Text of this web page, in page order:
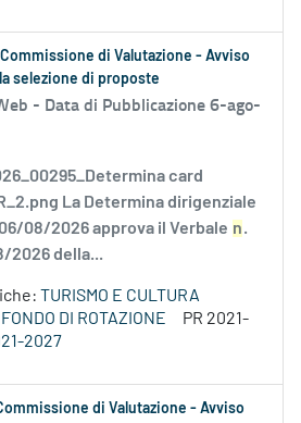
Commissione di Valutazione - Avviso
selezione di proposte
- Data di Pubblicazione 6-ago-
card
La Determina dirigenziale
08/2026 approva il Verbale n.
2026 della...
TURISMO E CULTURA
FONDO DI ROTAZIONE
PR 2021-
2027
di Valutazione - Avviso